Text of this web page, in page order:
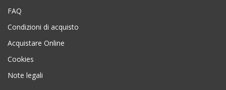
FAQ
Condizioni di acquisto
Acquistare Online
Cookies
Note legali